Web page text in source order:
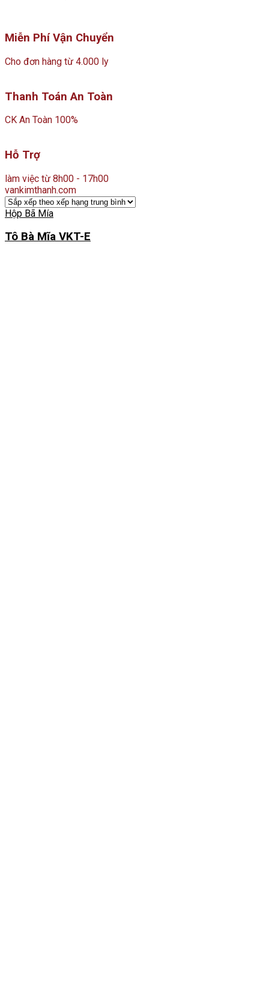
Miễn Phí Vận Chuyển
Cho đơn hàng từ 4.000 ly
Thanh Toán An Toàn
CK An Toàn 100%
Hỗ Trợ
làm việc từ 8h00 - 17h00
vankimthanh.com
Hộp Bã Mía
Tô Bà Mĩa VKT-E